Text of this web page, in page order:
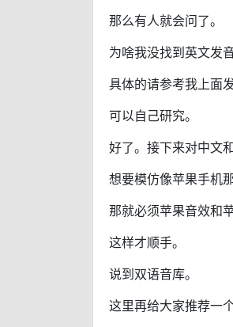
那么有人就会问了。
为啥我没找到英文发
具体的请参考我上面
可以自己研究。
好了。接下来对中文
想要模仿像苹果手机那
那就必须苹果音效和
这样才顺手。
说到双语音库。
这里再给大家推荐一